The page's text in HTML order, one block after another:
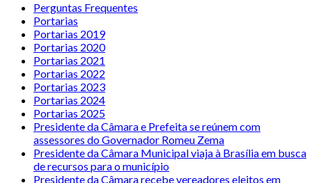
Perguntas Frequentes
Portarias
Portarias 2019
Portarias 2020
Portarias 2021
Portarias 2022
Portarias 2023
Portarias 2024
Portarias 2025
Presidente da Câmara e Prefeita se reúnem com
assessores do Governador Romeu Zema
Presidente da Câmara Municipal viaja à Brasília em busca
de recursos para o município
Presidente da Câmara recebe vereadores eleitos em